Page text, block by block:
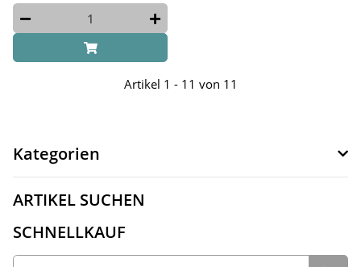
Artikel 1 - 11 von 11
Kategorien
ARTIKEL SUCHEN
SCHNELLKAUF